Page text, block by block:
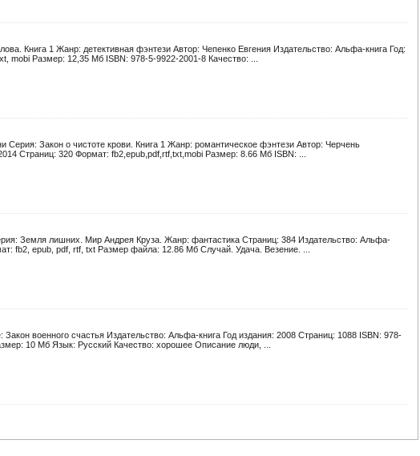
Книга 1 Жанр: детективная фэнтези Автор: Чепенко Евгения Издательство: Альфа-книга Год:
mobi Размер: 12,35 Мб ISBN: 978-5-9922-2001-8 Качество: ...
Серия: Закон о чистоте крови. Книга 1 Жанр: романтическое фэнтези Автор: Черчень
Страниц: 320 Формат: fb2,epub,pdf,rtf,txt,mobi Размер: 8.66 Мб ISBN: ...
Земля лишних. Мир Андрея Круза. Жанр: фантастика Страниц: 384 Издательство: Альфа-
fb2, epub, pdf, rtf, txt Размер файла: 12.86 Мб Случай. Удача. Везение. ...
военного счастья Издательство: Альфа-книга Год издания: 2008 Страниц: 1088 ISBN: 978-
10 Мб Язык: Русский Качество: хорошее Описание люди, ...